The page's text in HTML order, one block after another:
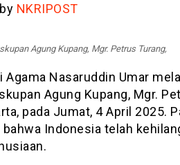
NKRIPOST
Agung Kupang, Mgr. Petrus Turang,
Agama Nasaruddin Umar
Agung Kupang, Mgr.
pada Jumat, 4 April 2025.
Indonesia telah